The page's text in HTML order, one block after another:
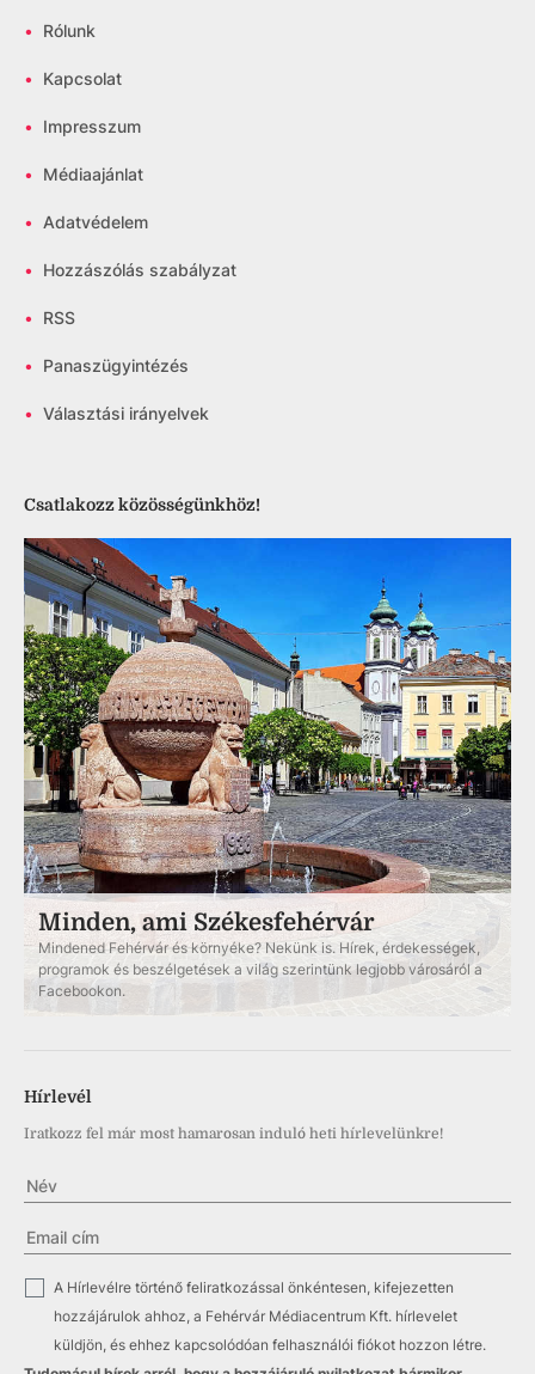
• Rólunk
• Kapcsolat
• Impresszum
• Médiaajánlat
• Adatvédelem
• Hozzászólás szabályzat
• RSS
• Panaszügyintézés
• Választási irányelvek
Csatlakozz közösségünkhöz!
Minden, ami Székesfehérvár
Mindened Fehérvár és környéke? Nekünk is. Hírek, érdekességek,
programok és beszélgetések a világ szerintünk legjobb városáról a
Facebookon.
Hírlevél
Iratkozz fel már most hamarosan induló heti hírlevelünkre!
✓
A Hírlevélre történő feliratkozással önkéntesen, kifejezetten
hozzájárulok ahhoz, a Fehérvár Médiacentrum Kft. hírlevelet
küldjön, és ehhez kapcsolódóan felhasználói fiókot hozzon létre.